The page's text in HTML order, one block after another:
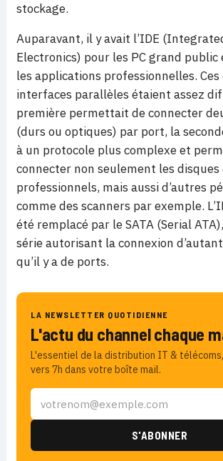
stockage.
Auparavant, il y avait l’IDE
Electronics) pour les PC grand public
les applications professionnelles. Ces
interfaces parallèles étaient assez
première permettait de connecter
(durs ou optiques) par port, la
à un protocole plus complexe et
connecter non seulement les disques
professionnels, mais aussi d’autres
comme des scanners par exemple.
été remplacé par le SATA (Serial
série autorisant la connexion
qu’il y a de ports.
LA NEWSLETTER QUOTIDIENNE
L'actu du channel chaque
L'essentiel de la distribution IT &
vers 7h dans votre boîte mail.